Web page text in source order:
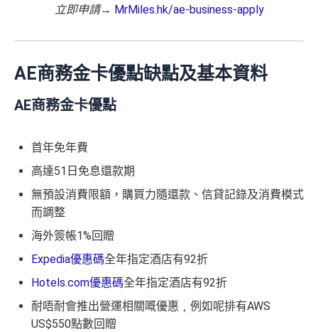
立即申請→ MrMiles.hk/ae-business-apply
AE商務金卡優點缺點及基本資料
AE商務金卡優點
首年免年費
高達51日免息還款期
無預設消費限額，購買力隨還款、信貸記錄及消費模式
而調整
海外簽帳1%回贈
Expedia優惠碼全年指定酒店有92折
Hotels.com優惠碼全年指定酒店有92折
耐唔耐會推出營運相關嘅優惠﹐例如呢排有AWS
US$550點數回贈